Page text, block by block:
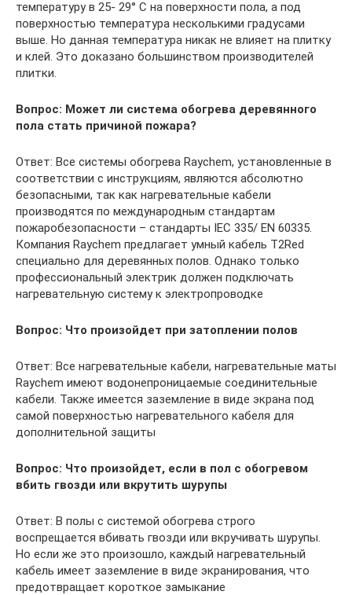
температуру в 25- 29° C на поверхности пола, a под
поверхностью температура несколькими градусами
выше. Но данная температура никак не влияет на плитку
и клей. Это доказано большинством производителей
плитки.
Вопрос: Может ли система обогрева деревянного
пола стать причиной пожара?
Ответ: Все системы обогрева Raychem, установленные в
соответствии с инструкциям, являются абсолютно
безопасными, так как нагревательные кабели
производятся по международным стандартам
пожаробезопасности – стандарты IEC 335/ EN 60335.
Компания Raychem предлагает умный кабель T2Red
специально для деревянных полов. Однако только
профессиональный электрик должен подключать
нагревательную систему к электропроводке
Вопрос: Что произойдет при затоплении полов
Ответ: Все нагревательные кабели, нагревательные маты
Raychem имеют водонепроницаемые соединительные
кабели. Также имеется заземление в виде экрана под
самой поверхностью нагревательного кабеля для
дополнительной защиты
Вопрос: Что произойдет, если в пол с обогревом
вбить гвозди или вкрутить шурупы
Ответ: В полы с системой обогрева строго
воспрещается вбивать гвозди или вкручивать шурупы.
Но если же это произошло, каждый нагревательный
кабель имеет заземление в виде экранирования, что
предотвращает короткое замыкание